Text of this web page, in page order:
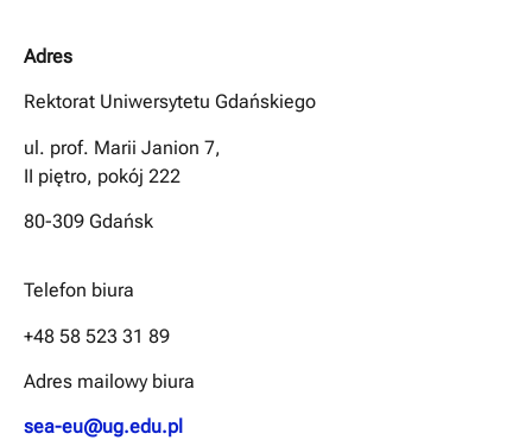
Adres
Rektorat Uniwersytetu Gdańskiego
ul. prof. Marii Janion 7,
II piętro, pokój 222
80-309 Gdańsk
Telefon biura
+48 58 523 31 89
Adres mailowy biura
sea-eu@ug.edu.pl